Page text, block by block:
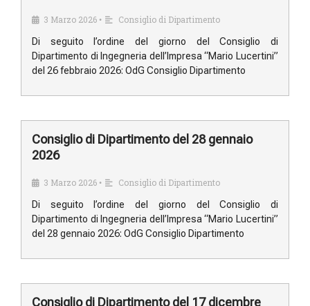
3 Marzo 2026 •
Consiglio di Dipartimento
Di seguito l’ordine del giorno del Consiglio di
Dipartimento di Ingegneria dell’Impresa “Mario Lucertini”
del 26 febbraio 2026: OdG Consiglio Dipartimento
Consiglio di Dipartimento del 28 gennaio
2026
3 Marzo 2026 •
Consiglio di Dipartimento
Di seguito l’ordine del giorno del Consiglio di
Dipartimento di Ingegneria dell’Impresa “Mario Lucertini”
del 28 gennaio 2026: OdG Consiglio Dipartimento
Consiglio di Dipartimento del 17 dicembre